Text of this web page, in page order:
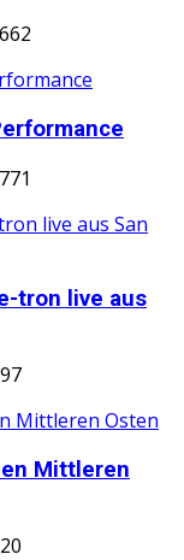
tron live aus
Mittleren